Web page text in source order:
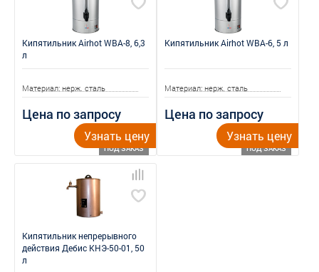
Кипятильник Airhot WBA-8, 6,3
л
Материал: нерж. сталь
Цена по запросу
ПОД ЗАКАЗ
Узнать цену
Кипятильник Airhot WBA-6, 5 л
Материал: нерж. сталь
Цена по запросу
ПОД ЗАКАЗ
Узнать цену
Кипятильник непрерывного
действия Дебис КНЭ-50-01, 50
л